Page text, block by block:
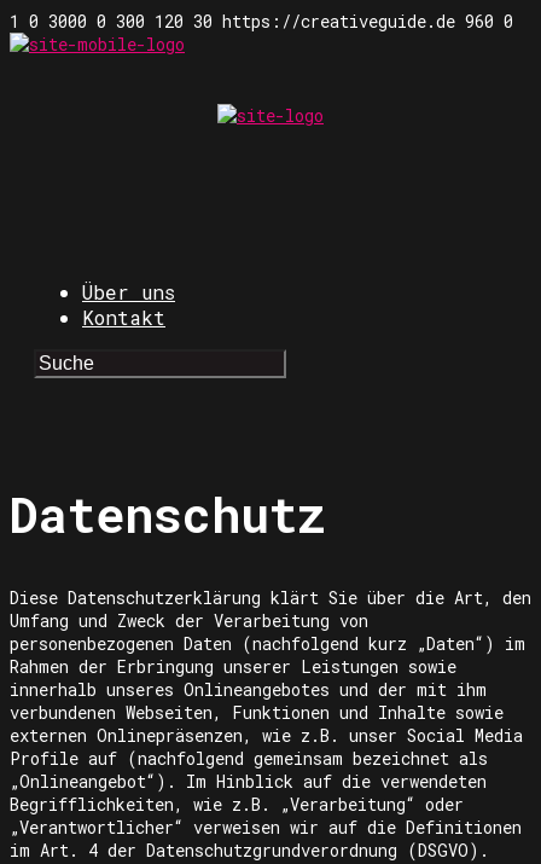
1 0 3000 0 300 120 30 https://creativeguide.de 960 0
Über uns
Kontakt
Datenschutz
Diese Datenschutzerklärung klärt Sie über die Art, den
Umfang und Zweck der Verarbeitung von
personenbezogenen Daten (nachfolgend kurz „Daten“) im
Rahmen der Erbringung unserer Leistungen sowie
innerhalb unseres Onlineangebotes und der mit ihm
verbundenen Webseiten, Funktionen und Inhalte sowie
externen Onlinepräsenzen, wie z.B. unser Social Media
Profile auf (nachfolgend gemeinsam bezeichnet als
„Onlineangebot“). Im Hinblick auf die verwendeten
Begrifflichkeiten, wie z.B. „Verarbeitung“ oder
„Verantwortlicher“ verweisen wir auf die Definitionen
im Art. 4 der Datenschutzgrundverordnung (DSGVO).